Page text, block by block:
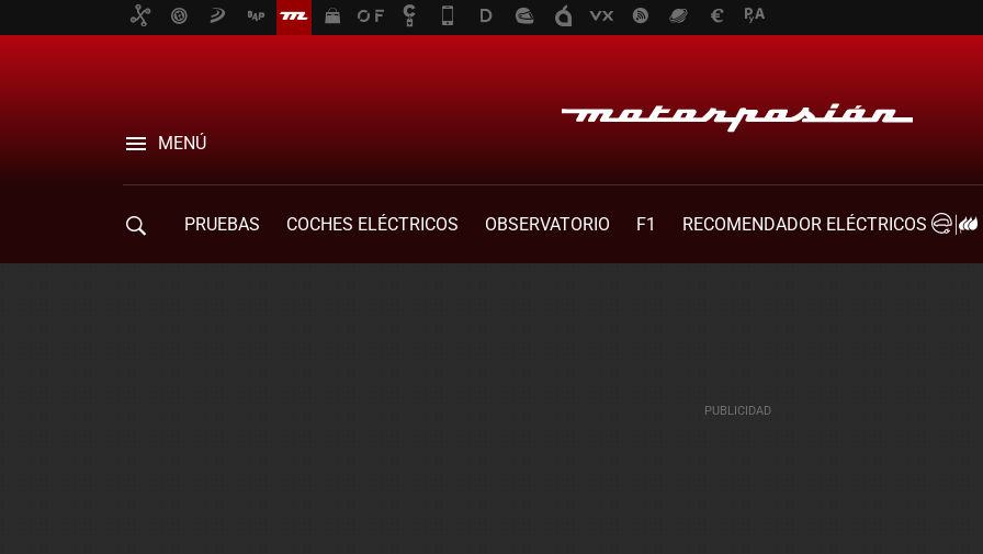
MENÚ
PRUEBAS COCHES ELÉCTRICOS OBSERVATORIO F1
RECOMENDADOR ELÉCTRICOS